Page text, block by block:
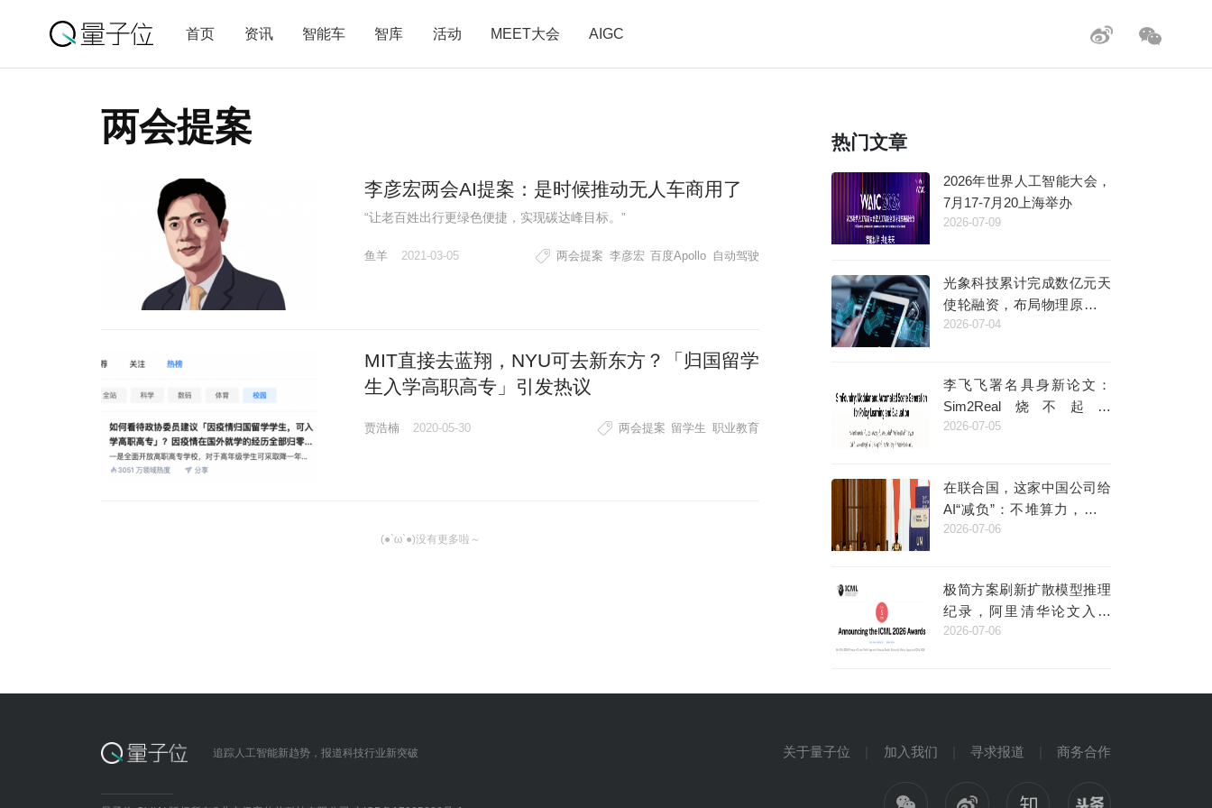
首页 资讯 智能车 智库 活动 MEET大会 AIGC
两会提案
李彦宏两会AI提案：是时候推动无人车商用了
“让老百姓出行更绿色便捷，实现碳达峰目标。”
鱼羊 2021-03-05 两会提案 李彦宏 百度Apollo 自动驾驶
MIT直接去蓝翔，NYU可去新东方？「归国留学
生入学高职高专」引发热议
贾浩楠 2020-05-30 两会提案 留学生 职业教育
(●`ω`●)没有更多啦～
热门文章
2026年世界人工智能大会，
7月17-7月20上海举办
2026-07-09
光象科技累计完成数亿元天
使轮融资，布局物理原生基
座模型
2026-07-04
李飞飞署名具身新论文：
Sim2Real烧不起，
Real2Sim量大管饱
2026-07-05
在联合国，这家中国公司给
AI“减负”：不堆算力，而是
给机器人装了个“类脑”
2026-07-06
极简方案刷新扩散模型推理
纪录，阿里清华论文入选
ICML杰出论文
2026-07-06
关于量子位 加入我们 寻求报道 商务合作
追踪人工智能新趋势，报道科技行业新突破